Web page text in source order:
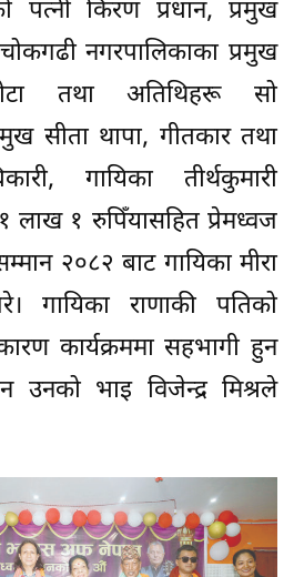
पत्नी किरण प्रधान, प्रमुख
नगरपालिकाका प्रमुख
तथा अतिथिहरू सो
सीता थापा, गीतकार तथा
गायिका तीर्थकुमारी
लाख १ रुपिँयासहित प्रेमध्वज
सम्मान २०८२ बाट गायिका मीरा
गायिका राणाकी पतिको
कार्यक्रममा सहभागी हुन
उनको भाइ विजेन्द्र मिश्रले